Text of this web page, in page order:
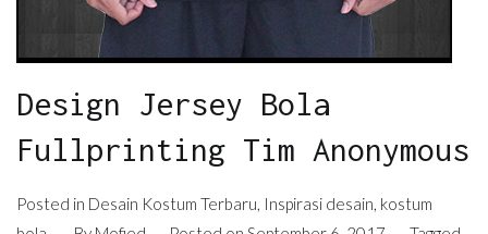
Design Jersey Bola
Fullprinting Tim Anonymous
Posted in Desain Kostum Terbaru, Inspirasi desain, kostum